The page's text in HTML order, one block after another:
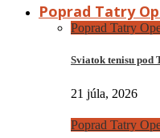
Poprad Tatry
Poprad Tatry
Sviatok tenisu
21 júla, 2026
Poprad Tatry